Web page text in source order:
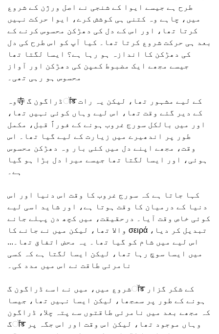
طرح ہے جیسے ایوا کے شنجی نے اصل ورژن کے شروع
میں، چاہے وہ کتنی ہی کوشش کرے، ایوا حرکت نہیں
کرتا تھا، اور اس کے دل کی دھڑکن محسوس کرنے کے
بعد ہی حرکت شروع کرتا تھا۔ کیا آپ کو اس طرح کی دل
کی دھڑکن کا اندازہ ہو رہا ہے؟ ایسا لگتا تھا
جیسے مجھے ایک مضبوط کمپن کی دھڑکن اور آواز
محسوس ہو رہی تھی۔
وہ寺 ڈراگون گॉड کے لیے مشہور تھا، لیکن یہ رات
کے دیر گئے وقت تھا، اس لیے وہاں کوئی نہیں تھا،
اور میں بالکل سورج غروب ہونے کے فوراً قبل، مکمل
طور پر اندھیرے میں زیارت کے لیے گیا تھا۔ اس
وقت، مجھے اپنے دل میں کئی بار وہ دھڑکن محسوس
ہوئی، اور ایسا لگتا تھا جیسے میرا دل بڑا ہو گیا
ہے۔
کہا جاتا ہے کہ سورج غروب کا وقت اس دنیا اور اس
دنیا کے درمیان کا وقت ہوتا ہے، اور شاید اسی لیے
کوئی خاص وقت آیا۔ درحقیقت، میں کچھ دن پہلے جانے
والا تھا، لیکن میں نے جانے کا σειρά تبدیل کر دیا،
اس لیے میں شام کو گیا تھا۔ یہ محض اتفاق تھا۔...
میں ایسا سوچ رہا تھا، لیکن ایسا لگتا ہے کہ کسی
نامرئی طاقت نے اس میں مدد کی۔
شروع میں، میں نے اسے ڈراگون گॉड کے شکر گزار
ہونے کے طور پر سمجھا، لیکن ایسا نہیں تھا، جیسا
کہ مجھے بعد میں نامرئی طاقتوں سے پتہ چلا، ڈراگون
گॉड وہاں موجود تھا، لیکن اس وقت اور اس جگہ پر